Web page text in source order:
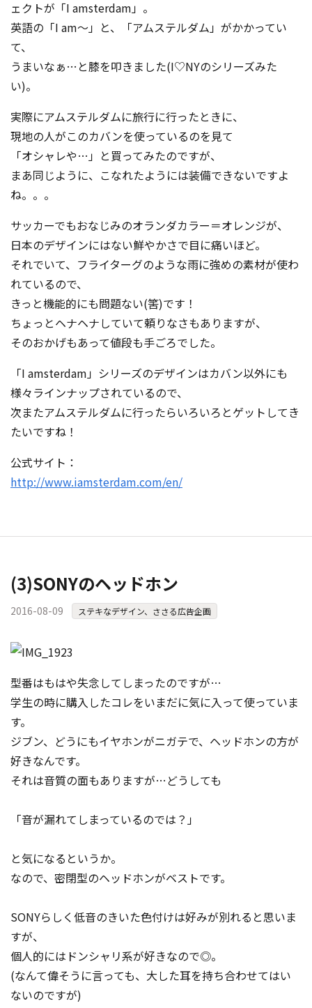
ェクトが「I amsterdam」。
英語の「I am～」と、「アムステルダム」がかかってい
て、
うまいなぁ…と膝を叩きました(I♡NYのシリーズみた
い)。
実際にアムステルダムに旅行に行ったときに、
現地の人がこのカバンを使っているのを見て
「オシャレや…」と買ってみたのですが、
まあ同じように、こなれたようには装備できないですよ
ね。。。
サッカーでもおなじみのオランダカラー＝オレンジが、
日本のデザインにはない鮮やかさで目に痛いほど。
それでいて、フライターグのような雨に強めの素材が使わ
れているので、
きっと機能的にも問題ない(筈)です！
ちょっとヘナヘナしていて頼りなさもありますが、
そのおかげもあって値段も手ごろでした。
「I amsterdam」シリーズのデザインはカバン以外にも
様々ラインナップされているので、
次またアムステルダムに行ったらいろいろとゲットしてき
たいですね！
公式サイト：
http://www.iamsterdam.com/en/
(3)SONYのヘッドホン
2016-08-09 ステキなデザイン、ささる広告企画
型番はもはや失念してしまったのですが…
学生の時に購入したコレをいまだに気に入って使っていま
す。
ジブン、どうにもイヤホンがニガテで、ヘッドホンの方が
好きなんです。
それは音質の面もありますが…どうしても
「音が漏れてしまっているのでは？」
と気になるというか。
なので、密閉型のヘッドホンがベストです。
SONYらしく低音のきいた色付けは好みが別れると思いま
すが、
個人的にはドンシャリ系が好きなので◎。
(なんて偉そうに言っても、大した耳を持ち合わせてはい
ないのですが)